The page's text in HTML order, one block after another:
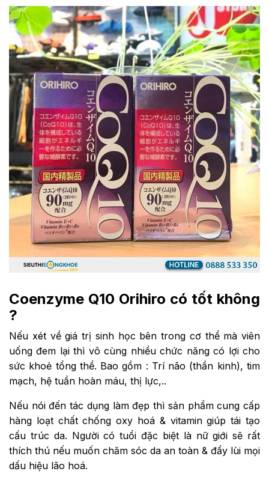
Coenzyme Q10 Orihiro có tốt không
?
Nếu xét về giá trị sinh học bên trong cơ thể mà viên
uống đem lại thì vô cùng nhiều chức năng có lợi cho
sức khoẻ tổng thể. Bao gồm : Trí não (thần kinh), tim
mạch, hệ tuần hoàn máu, thị lực,..
Nếu nói đến tác dụng làm đẹp thì sản phẩm cung cấp
hàng loạt chất chống oxy hoá & vitamin giúp tái tạo
cấu trúc da. Người có tuổi đặc biệt là nữ giới sẽ rất
thích thú nếu muốn chăm sóc da an toàn & đẩy lùi mọi
dấu hiệu lão hoá.